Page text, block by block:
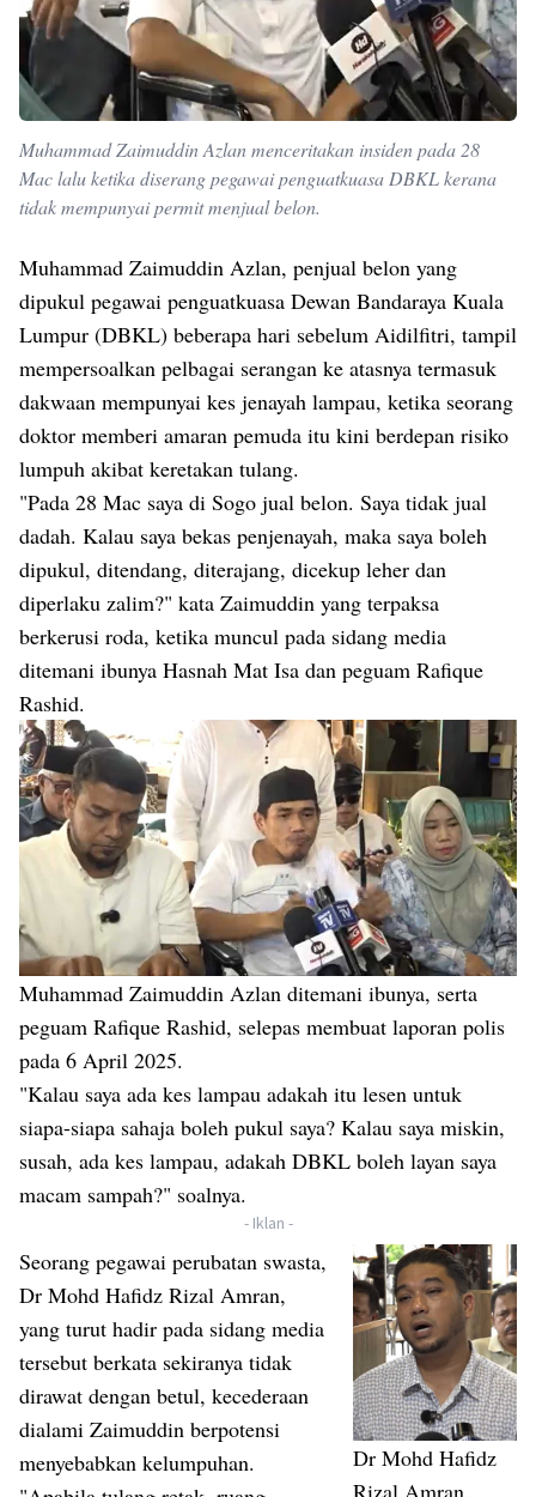
Muhammad Zaimuddin Azlan menceritakan insiden pada 28
Mac lalu ketika diserang pegawai penguatkuasa DBKL kerana
tidak mempunyai permit menjual belon.
Muhammad Zaimuddin Azlan, penjual belon yang
dipukul pegawai penguatkuasa Dewan Bandaraya Kuala
Lumpur (DBKL) beberapa hari sebelum Aidilfitri, tampil
mempersoalkan pelbagai serangan ke atasnya termasuk
dakwaan mempunyai kes jenayah lampau, ketika seorang
doktor memberi amaran pemuda itu kini berdepan risiko
lumpuh akibat keretakan tulang.
"Pada 28 Mac saya di Sogo jual belon. Saya tidak jual
dadah. Kalau saya bekas penjenayah, maka saya boleh
dipukul, ditendang, diterajang, dicekup leher dan
diperlaku zalim?" kata Zaimuddin yang terpaksa
berkerusi roda, ketika muncul pada sidang media
ditemani ibunya Hasnah Mat Isa dan peguam Rafique
Rashid.
Muhammad Zaimuddin Azlan ditemani ibunya, serta
peguam Rafique Rashid, selepas membuat laporan polis
pada 6 April 2025.
"Kalau saya ada kes lampau adakah itu lesen untuk
siapa-siapa sahaja boleh pukul saya? Kalau saya miskin,
susah, ada kes lampau, adakah DBKL boleh layan saya
macam sampah?" soalnya.
- Iklan -
Dr Mohd Hafidz
Rizal Amran.
Seorang pegawai perubatan swasta,
Dr Mohd Hafidz Rizal Amran,
yang turut hadir pada sidang media
tersebut berkata sekiranya tidak
dirawat dengan betul, kecederaan
dialami Zaimuddin berpotensi
menyebabkan kelumpuhan.